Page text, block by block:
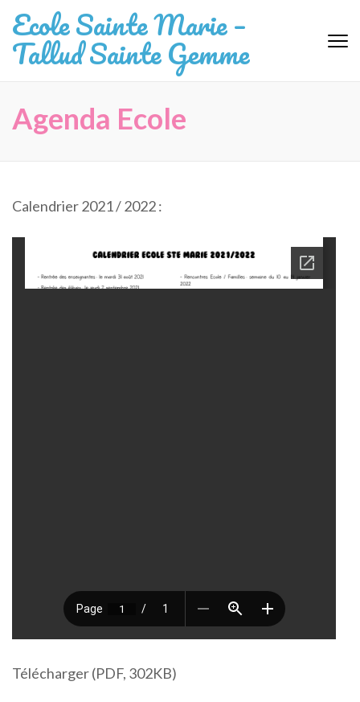
au
contenu
(Pressez
Ecole Sainte Marie –
Tallud Sainte Gemme
Agenda Ecole
Calendrier 2021 / 2022 :
Télécharger (PDF, 302KB)